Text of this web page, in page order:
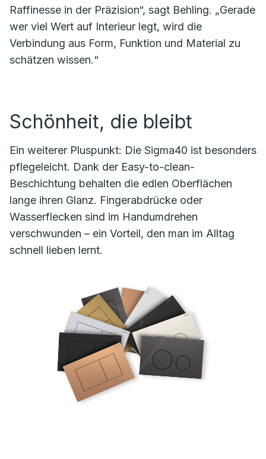
Raffinesse in der Präzision“, sagt Behling. „Gerade
wer viel Wert auf Interieur legt, wird die
Verbindung aus Form, Funktion und Material zu
schätzen wissen.“
Schönheit, die bleibt
Ein weiterer Pluspunkt: Die Sigma40 ist besonders
pflegeleicht. Dank der Easy-to-clean-
Beschichtung behalten die edlen Oberflächen
lange ihren Glanz. Fingerabdrücke oder
Wasserflecken sind im Handumdrehen
verschwunden – ein Vorteil, den man im Alltag
schnell lieben lernt.